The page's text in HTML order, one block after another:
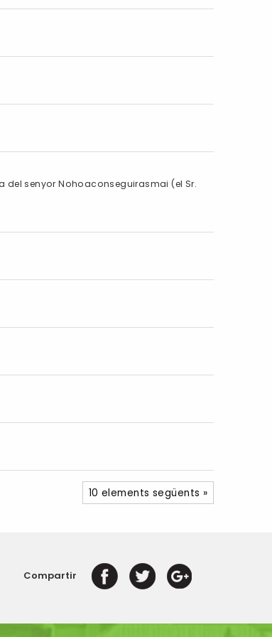
del senyor Nohoaconseguirasmai (el Sr.
10 elements següents »
Compartir